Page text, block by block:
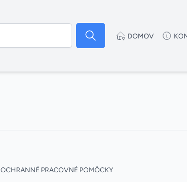
DOMOV
OCHRANNÉ PRACOVNÉ POMÔCKY